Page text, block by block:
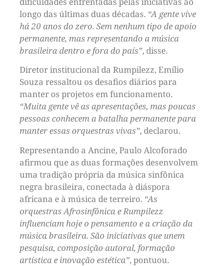
longo das últimas duas décadas. “A gente vive
há 20 anos do zero. Sem nenhum tipo de apoio
permanente, mas representando a música
brasileira dentro e fora do país”, disse.
Diretor institucional da Rumpilezz, Emílio
Souza ressaltou os desafios diários para
manter os projetos em funcionamento.
“Muita gente vê as apresentações, mas poucas
pessoas conhecem a batalha permanente para
manter essas orquestras vivas”, declarou.
Representando a Ancine, Paulo Alcoforado
afirmou que as duas formações desenvolvem
uma tradição própria da música sinfônica
negra brasileira, conectada à diáspora
africana e à música de terreiro. “As
orquestras Afrosinfônica e Rumpilezz
influenciam hoje o pensamento e a criação da
música brasileira. São iniciativas que unem
pesquisa, composição autoral, formação
artística e inovação estética”, pontuou.